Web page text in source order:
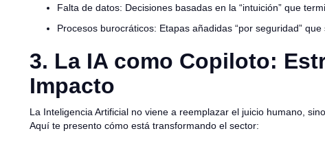
Falta de datos: Decisiones basadas en la “intuición” que
Procesos burocráticos: Etapas añadidas “por seguridad”
3. La IA como Copiloto:
Impacto
La Inteligencia Artificial no viene a reemplazar el juicio humano,
Aquí te presento cómo está transformando el sector: